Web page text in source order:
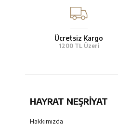
Ücretsiz Kargo
1200 TL Üzeri
HAYRAT NEŞRIYAT
Hakkımızda